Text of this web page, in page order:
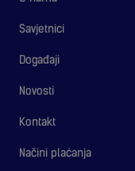
Savjetnici
Događaji
Novosti
Kontakt
Načini plaćanja